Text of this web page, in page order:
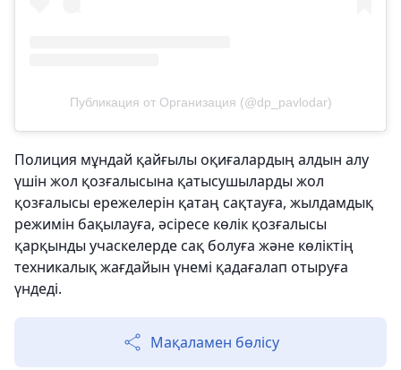
Публикация от Организация (@dp_pavlodar)
Полиция мұндай қайғылы оқиғалардың алдын алу
үшін жол қозғалысына қатысушыларды жол
қозғалысы ережелерін қатаң сақтауға, жылдамдық
режимін бақылауға, әсіресе көлік қозғалысы
қарқынды учаскелерде сақ болуға және көліктің
техникалық жағдайын үнемі қадағалап отыруға
үндеді.
Мақаламен бөлісу